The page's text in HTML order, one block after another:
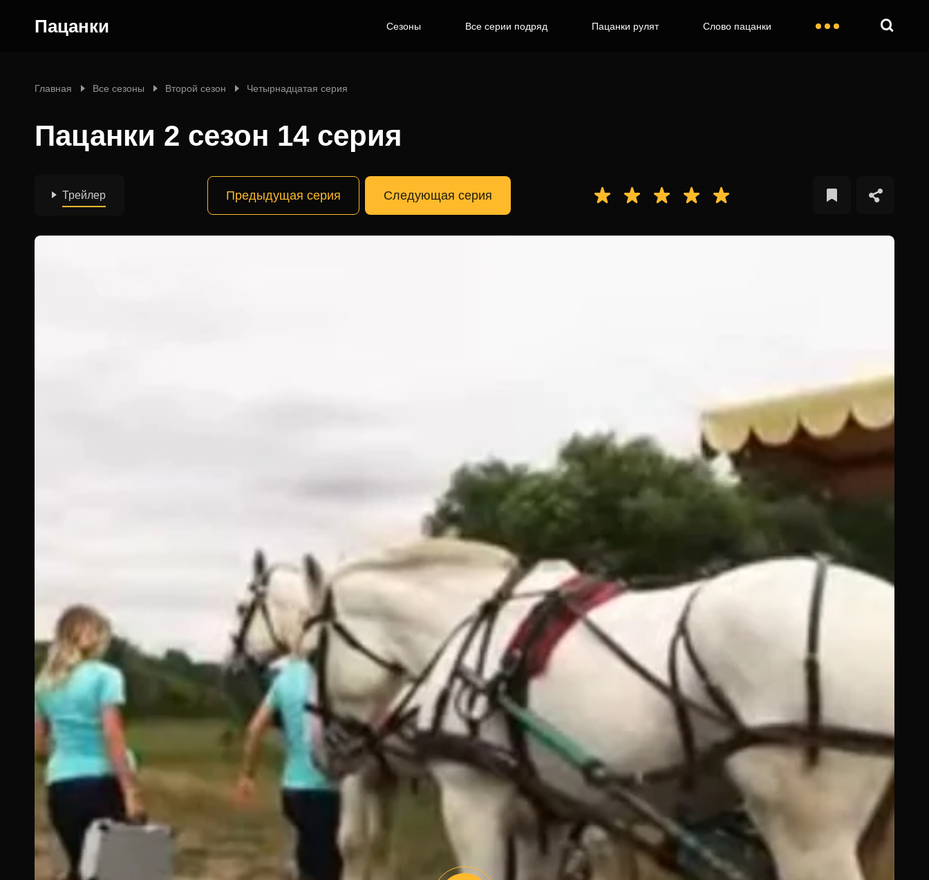
Пацанки Сезоны Все серии подряд Пацанки рулят Слово пацанки
Главная Все сезоны Второй сезон Четырнадцатая серия
Пацанки 2 сезон 14 серия
Трейлер Предыдущая серия Следующая серия